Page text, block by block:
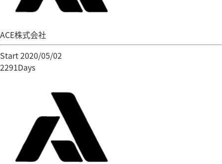
ACE株式会社
Start 2020/05/02
2291Days